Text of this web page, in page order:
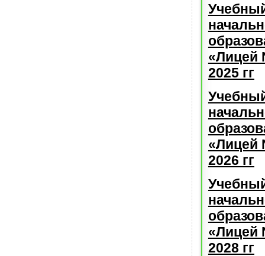
«Лицей
2025 гг
«Лицей
2026 гг
«Лицей
2028 гг